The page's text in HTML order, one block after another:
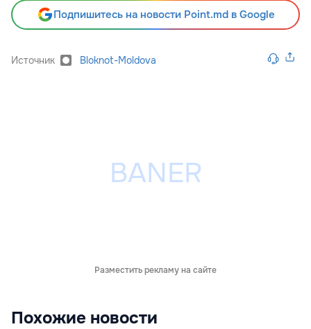
Подпишитесь на новости Point.md в Google
Источник Bloknot-Moldova
Разместить рекламу на сайте
Похожие новости